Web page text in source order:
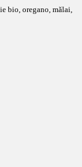
bio, oregano, mălai,